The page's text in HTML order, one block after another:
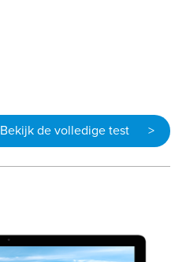
Bekijk de volledige test >